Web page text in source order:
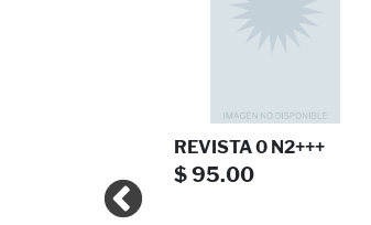
REVISTA 0 N2+++
$ 95.00